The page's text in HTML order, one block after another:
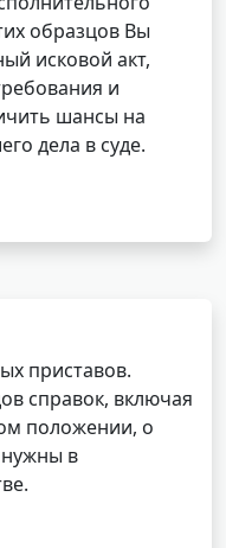
образцов Вы
исковой акт,
и
шансы на
дела в суде.
приставов.
справок, включая
положении, о
нужны в